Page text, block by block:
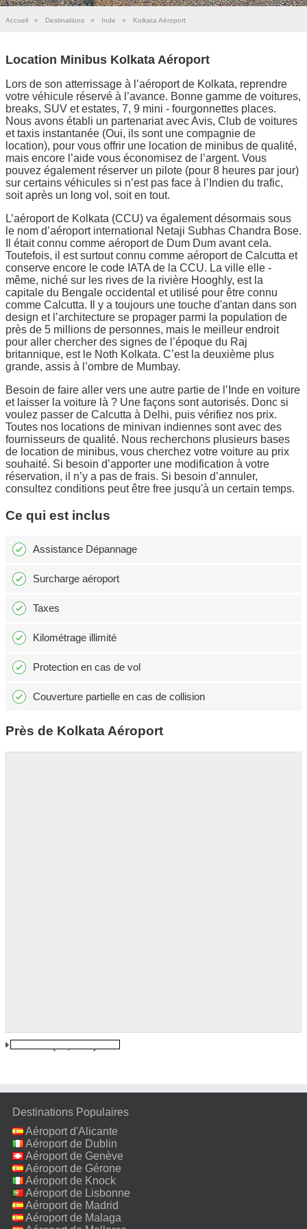
Accueil » Destinations » Inde » Kolkata Aéroport
Location Minibus Kolkata Aéroport
Lors de son atterrissage à l’aéroport de Kolkata, reprendre
votre véhicule réservé à l’avance. Bonne gamme de voitures,
breaks, SUV et estates, 7, 9 mini - fourgonnettes places.
Nous avons établi un partenariat avec Avis, Club de voitures
et taxis instantanée (Oui, ils sont une compagnie de
location), pour vous offrir une location de minibus de qualité,
mais encore l’aide vous économisez de l’argent. Vous
pouvez également réserver un pilote (pour 8 heures par jour)
sur certains véhicules si n’est pas face à l’Indien du trafic,
soit après un long vol, soit en tout.
L’aéroport de Kolkata (CCU) va également désormais sous
le nom d’aéroport international Netaji Subhas Chandra Bose.
Il était connu comme aéroport de Dum Dum avant cela.
Toutefois, il est surtout connu comme aéroport de Calcutta et
conserve encore le code IATA de la CCU. La ville elle -
même, niché sur les rives de la rivière Hooghly, est la
capitale du Bengale occidental et utilisé pour être connu
comme Calcutta. Il y a toujours une touche d'antan dans son
design et l’architecture se propager parmi la population de
près de 5 millions de personnes, mais le meilleur endroit
pour aller chercher des signes de l’époque du Raj
britannique, est le Noth Kolkata. C’est la deuxième plus
grande, assis à l’ombre de Mumbay.
Besoin de faire aller vers une autre partie de l’Inde en voiture
et laisser la voiture là ? Une façons sont autorisés. Donc si
voulez passer de Calcutta à Delhi, puis vérifiez nos prix.
Toutes nos locations de minivan indiennes sont avec des
fournisseurs de qualité. Nous recherchons plusieurs bases
de location de minibus, vous cherchez votre voiture au prix
souhaité. Si besoin d’apporter une modification à votre
réservation, il n’y a pas de frais. Si besoin d’annuler,
consultez conditions peut être free jusqu'à un certain temps.
Ce qui est inclus
Assistance Dépannage
Surcharge aéroport
Taxes
Kilométrage illimité
Protection en cas de vol
Couverture partielle en cas de collision
Près de Kolkata Aéroport
Destinations Populaires
Aéroport d'Alicante
Aéroport de Dublin
Aéroport de Genève
Aéroport de Gérone
Aéroport de Knock
Aéroport de Lisbonne
Aéroport de Madrid
Aéroport de Malaga